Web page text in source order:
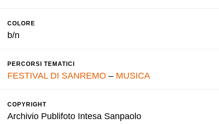
COLORE
b/n
PERCORSI TEMATICI
FESTIVAL DI SANREMO – MUSICA
COPYRIGHT
Archivio Publifoto Intesa Sanpaolo